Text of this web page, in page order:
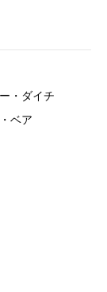
・ダイチ
ベア